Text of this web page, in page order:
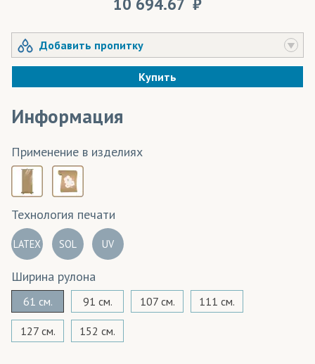
Добавить пропитку
Купить
Информация
Применение в изделиях
Технология печати
LATEX SOL UV
Ширина рулона
61 см. 91 см. 107 см. 111 см.
127 см. 152 см.